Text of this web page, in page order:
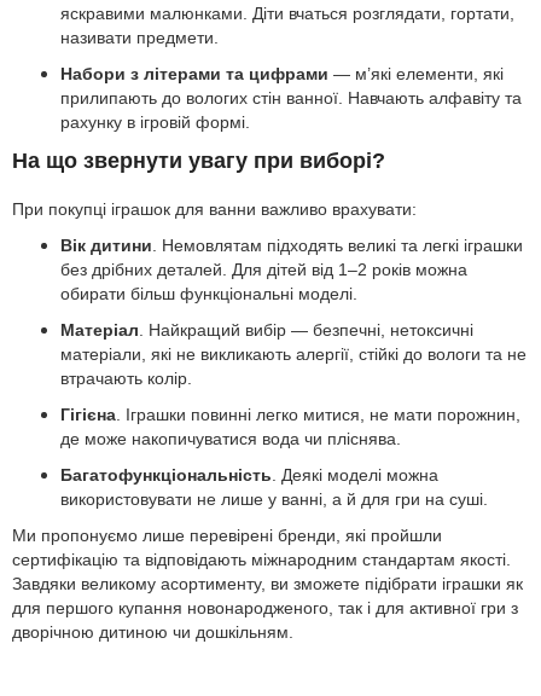
яскравими малюнками. Діти вчаться розглядати, гортати,
називати предмети.
Набори з літерами та цифрами — м’які елементи, які
прилипають до вологих стін ванної. Навчають алфавіту та
рахунку в ігровій формі.
На що звернути увагу при виборі?
При покупці іграшок для ванни важливо врахувати:
Вік дитини . Немовлятам підходять великі та легкі іграшки
без дрібних деталей. Для дітей від 1–2 років можна
обирати більш функціональні моделі.
Матеріал . Найкращий вибір — безпечні, нетоксичні
матеріали, які не викликають алергії, стійкі до вологи та не
втрачають колір.
Гігієна . Іграшки повинні легко митися, не мати порожнин,
де може накопичуватися вода чи пліснява.
Багатофункціональність . Деякі моделі можна
використовувати не лише у ванні, а й для гри на суші.
Ми пропонуємо лише перевірені бренди, які пройшли
сертифікацію та відповідають міжнародним стандартам якості.
Завдяки великому асортименту, ви зможете підібрати іграшки як
для першого купання новонародженого, так і для активної гри з
дворічною дитиною чи дошкільням.